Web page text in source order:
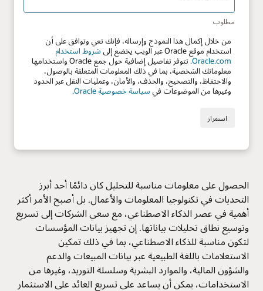
الحصول على معلومات مناسبة للتحليل كان دائمًا أحد أبرز
التحديات في تكنولوجيا المعلومات والأعمال. بل أصبح الأمر أكثر
أهمية في عصر الذكاء الاصطناعي، مع سعي الشركات إلى تسريع
وتوسيع نطاق تحليلات بياناتها. إن تجهيز بيانات المؤسسات
لتكون مناسبة للذكاء الاصطناعي، بما في ذلك تمكين
الاستعلامات باللغة الطبيعية عبر بيانات المبيعات والدعم
والشؤون المالية، والموارد البشرية وسلسلة التوريد، وغيرها من
الاستخدامات، يمكن أن يساعد على تسريع العائد على الاستثمار